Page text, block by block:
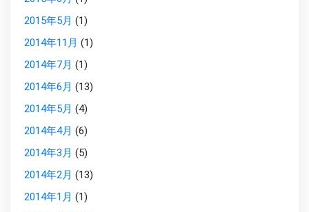
2015年5月 (1)
2014年11月 (1)
2014年7月 (1)
2014年6月 (13)
2014年5月 (4)
2014年4月 (6)
2014年3月 (5)
2014年2月 (13)
2014年1月 (1)